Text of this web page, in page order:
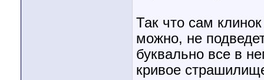
Так что сам
можно, не
буквально все в
кривое